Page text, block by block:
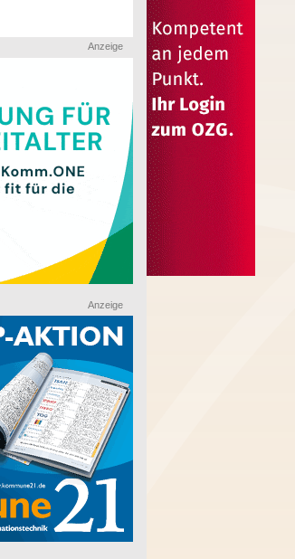
Anzeige
Anzeige